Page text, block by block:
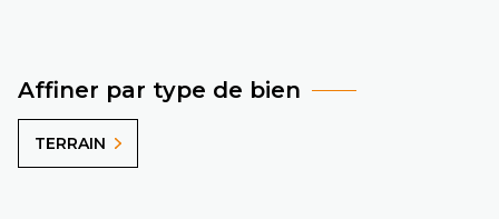
Affiner par type de bien
TERRAIN